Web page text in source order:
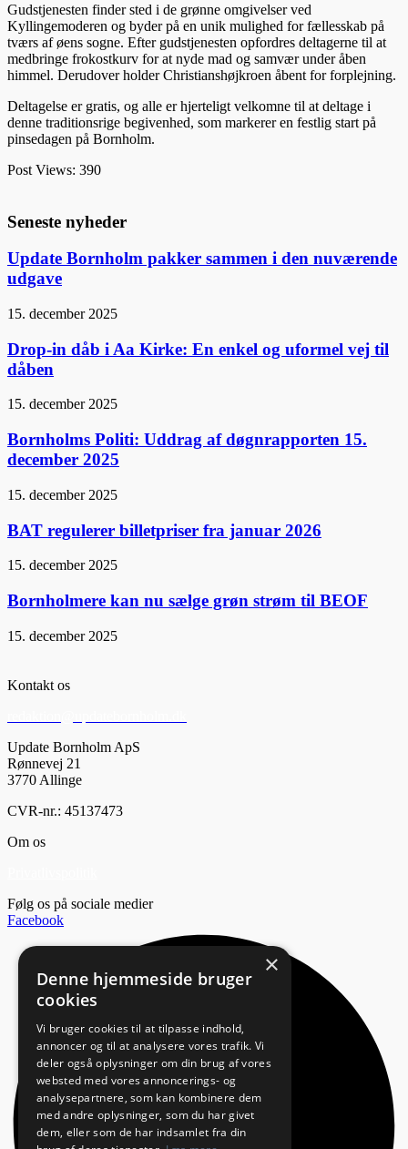
Gudstjenesten finder sted i de grønne omgivelser ved
Kyllingemoderen og byder på en unik mulighed for fællesskab på
tværs af øens sogne. Efter gudstjenesten opfordres deltagerne til at
medbringe frokostkurv for at nyde mad og samvær under åben
himmel. Derudover holder Christianshøjkroen åbent for forplejning.
Deltagelse er gratis, og alle er hjerteligt velkomne til at deltage i
denne traditionsrige begivenhed, som markerer en festlig start på
pinsedagen på Bornholm.
Post Views: 390
Seneste nyheder
Update Bornholm pakker sammen i den nuværende
udgave
15. december 2025
Drop-in dåb i Aa Kirke: En enkel og uformel vej til
dåben
15. december 2025
Bornholms Politi: Uddrag af døgnrapporten 15.
december 2025
15. december 2025
BAT regulerer billetpriser fra januar 2026
15. december 2025
Bornholmere kan nu sælge grøn strøm til BEOF
15. december 2025
Kontakt os
Update Bornholm ApS
Rønnevej 21
3770 Allinge
CVR-nr.: 45137473
Om os
Følg os på sociale medier
Facebook
×
Denne hjemmeside bruger
cookies
Vi bruger cookies til at tilpasse indhold,
annoncer og til at analysere vores trafik. Vi
deler også oplysninger om din brug af vores
websted med vores annoncerings- og
analysepartnere, som kan kombinere dem
med andre oplysninger, som du har givet
dem, eller som de har indsamlet fra din